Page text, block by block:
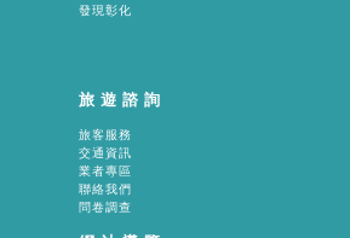
發現彰化
旅遊諮詢
旅客服務
交通資訊
業者專區
聯絡我們
問卷調查